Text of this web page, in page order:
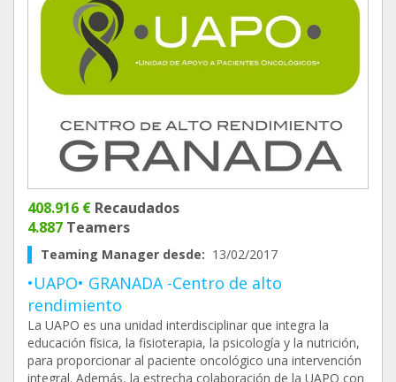
408.916 € Recaudados
4.887 Teamers
Teaming Manager desde: 13/02/2017
•UAPO• GRANADA -Centro de alto
rendimiento
La UAPO es una unidad interdisciplinar que integra la
educación física, la fisioterapia, la psicología y la nutrición,
para proporcionar al paciente oncológico una intervención
integral. Además, la estrecha colaboración de la UAPO con